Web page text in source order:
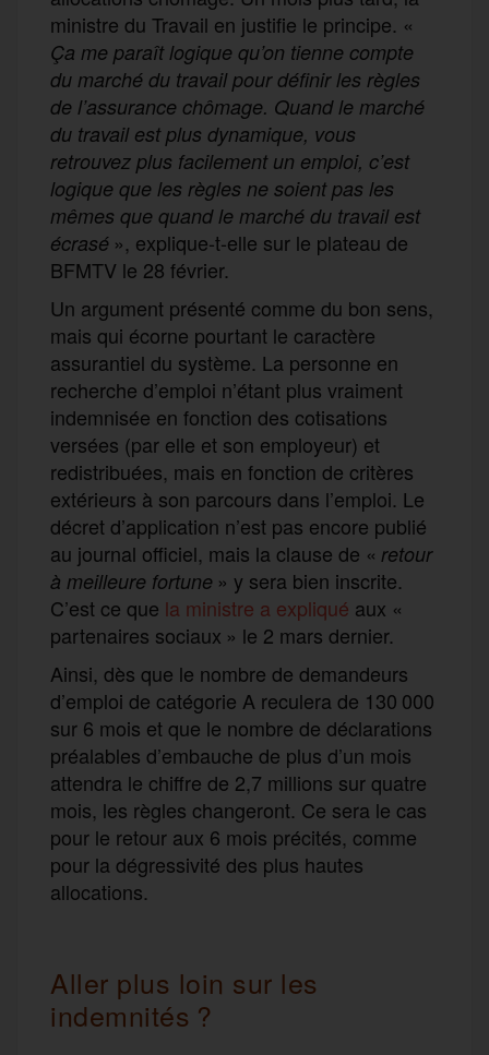
ministre du Travail en justifie le principe. «
Ça me paraît logique qu’on tienne compte
du marché du travail pour définir les règles
de l’assurance chômage. Quand le marché
du travail est plus dynamique, vous
retrouvez plus facilement un emploi, c’est
logique que les règles ne soient pas les
mêmes que quand le marché du travail est
écrasé », explique-t-elle sur le plateau de
BFMTV le 28 février.
Un argument présenté comme du bon sens,
mais qui écorne pourtant le caractère
assurantiel du système. La personne en
recherche d’emploi n’étant plus vraiment
indemnisée en fonction des cotisations
versées (par elle et son employeur) et
redistribuées, mais en fonction de critères
extérieurs à son parcours dans l’emploi. Le
décret d’application n’est pas encore publié
au journal officiel, mais la clause de « retour
à meilleure fortune » y sera bien inscrite.
C’est ce que la ministre a expliqué aux «
partenaires sociaux » le 2 mars dernier.
Ainsi, dès que le nombre de demandeurs
d’emploi de catégorie A reculera de 130 000
sur 6 mois et que le nombre de déclarations
préalables d’embauche de plus d’un mois
attendra le chiffre de 2,7 millions sur quatre
mois, les règles changeront. Ce sera le cas
pour le retour aux 6 mois précités, comme
pour la dégressivité des plus hautes
allocations.
Aller plus loin sur les
indemnités ?